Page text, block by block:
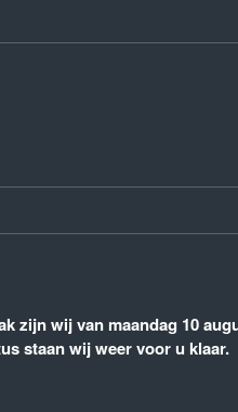
zijn wij van maandag 10
staan wij weer voor u klaar.